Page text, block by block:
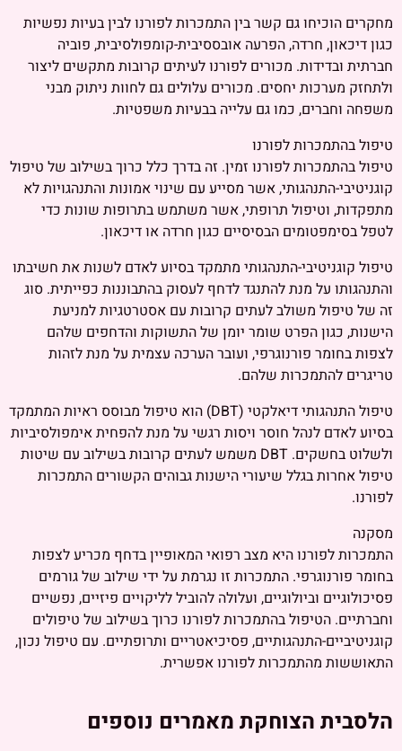
מחקרים הוכיחו גם קשר בין התמכרות לפורנו לבין בעיות נפשיות
כגון דיכאון, חרדה, הפרעה אובססיבית-קומפולסיבית, פוביה
חברתית ובדידות. מכורים לפורנו לעיתים קרובות מתקשים ליצור
ולתחזק מערכות יחסים. מכורים עלולים גם לחוות ניתוק מבני
משפחה וחברים, כמו גם עלייה בבעיות משפטיות.
טיפול בהתמכרות לפורנו
טיפול בהתמכרות לפורנו זמין. זה בדרך כלל כרוך בשילוב של טיפול
קוגניטיבי-התנהגותי, אשר מסייע עם שינוי אמונות והתנהגויות לא
מתפקדות, וטיפול תרופתי, אשר משתמש בתרופות שונות כדי
לטפל בסימפטומים הבסיסיים כגון חרדה או דיכאון.
טיפול קוגניטיבי-התנהגותי מתמקד בסיוע לאדם לשנות את חשיבתו
והתנהגותו על מנת להתנגד לדחף לעסוק בהתבוננות כפייתית. סוג
זה של טיפול משולב לעתים קרובות עם אסטרטגיות למניעת
הישנות, כגון הפרט שומר יומן של התשוקות והדחפים שלהם
לצפות בחומר פורנוגרפי, ועובר הערכה עצמית על מנת לזהות
טריגרים להתמכרות שלהם.
טיפול התנהגותי דיאלקטי (DBT) הוא טיפול מבוסס ראיות המתמקד
בסיוע לאדם לנהל חוסר ויסות רגשי על מנת להפחית אימפולסיביות
ולשלוט בחשקים. DBT משמש לעתים קרובות בשילוב עם שיטות
טיפול אחרות בגלל שיעורי הישנות גבוהים הקשורים התמכרות
לפורנו.
מסקנה
התמכרות לפורנו היא מצב רפואי המאופיין בדחף מכריע לצפות
בחומר פורנוגרפי. התמכרות זו נגרמת על ידי שילוב של גורמים
פסיכולוגיים וביולוגיים, ועלולה להוביל לליקויים פיזיים, נפשיים
וחברתיים. הטיפול בהתמכרות לפורנו כרוך בשילוב של טיפולים
קוגניטיביים-התנהגותיים, פסיכיאטריים ותרופתיים. עם טיפול נכון,
התאוששות מהתמכרות לפורנו אפשרית.
הלסבית הצוחקת מאמרים נוספים